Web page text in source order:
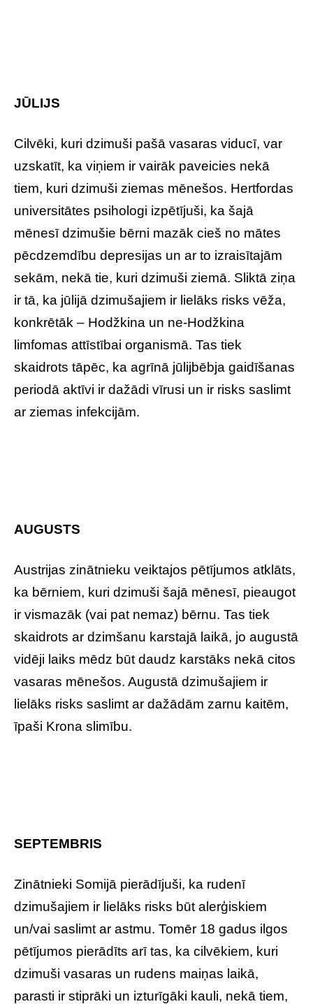
JŪLIJS
Cilvēki, kuri dzimuši pašā vasaras viducī, var
uzskatīt, ka viņiem ir vairāk paveicies nekā
tiem, kuri dzimuši ziemas mēnešos. Hertfordas
universitātes psihologi izpētījuši, ka šajā
mēnesī dzimušie bērni mazāk cieš no mātes
pēcdzemdību depresijas un ar to izraisītajām
sekām, nekā tie, kuri dzimuši ziemā. Sliktā ziņa
ir tā, ka jūlijā dzimušajiem ir lielāks risks vēža,
konkrētāk – Hodžkina un ne-Hodžkina
limfomas attīstībai organismā. Tas tiek
skaidrots tāpēc, ka agrīnā jūlijbēbja gaidīšanas
periodā aktīvi ir dažādi vīrusi un ir risks saslimt
ar ziemas infekcijām.
AUGUSTS
Austrijas zinātnieku veiktajos pētījumos atklāts,
ka bērniem, kuri dzimuši šajā mēnesī, pieaugot
ir vismazāk (vai pat nemaz) bērnu. Tas tiek
skaidrots ar dzimšanu karstajā laikā, jo augustā
vidēji laiks mēdz būt daudz karstāks nekā citos
vasaras mēnešos. Augustā dzimušajiem ir
lielāks risks saslimt ar dažādām zarnu kaitēm,
īpaši Krona slimību.
SEPTEMBRIS
Zinātnieki Somijā pierādījuši, ka rudenī
dzimušajiem ir lielāks risks būt alerģiskiem
un/vai saslimt ar astmu. Tomēr 18 gadus ilgos
pētījumos pierādīts arī tas, ka cilvēkiem, kuri
dzimuši vasaras un rudens maiņas laikā,
parasti ir stiprāki un izturīgāki kauli, nekā tiem,